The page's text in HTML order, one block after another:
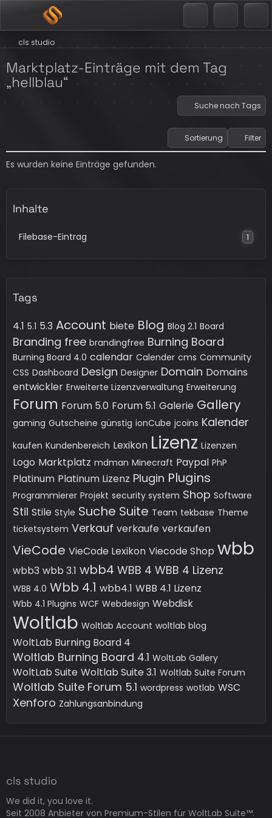
cls studio
Marktplatz-Einträge mit dem Tag
„hellblau“
Suche nach Tags
Sortierung Filter
Es wurden keine Einträge gefunden.
Inhalte
Filebase-Eintrag 1
Tags
4.1 5.1 5.3 Account biete Blog Blog 2.1 Board
Branding free brandingfree Burning Board
Burning Board 4.0 calendar Calender cms Community
CSS Dashboard Design Designer Domain Domains
entwickler Erweiterte Lizenzverwaltung Erweiterung
Forum Forum 5.0 Forum 5.1 Galerie Gallery
gaming Gutscheine günstig ionCube jcoins Kalender
kaufen Kundenbereich Lexikon Lizenz Lizenzen
Logo Marktplatz mdman Minecraft Paypal PhP
Platinum Platinum Lizenz Plugin Plugins
Programmierer Projekt security system Shop Software
Stil Stile Style Suche Suite Team tekbase Theme
ticketsystem Verkauf verkaufe verkaufen
VieCode VieCode Lexikon Viecode Shop wbb
wbb3 wbb 3.1 wbb4 WBB 4 WBB 4 Lizenz
WBB 4.0 Wbb 4.1 wbb4.1 WBB 4.1 Lizenz
Wbb 4.1 Plugins WCF Webdesign Webdisk
Woltlab Woltlab Account woltlab blog
WoltLab Burning Board 4
Woltlab Burning Board 4.1 WoltLab Gallery
WoltLab Suite Woltlab Suite 3.1 Woltlab Suite Forum
Woltlab Suite Forum 5.1 wordpress wotlab WSC
Xenforo Zahlungsanbindung
cls studio
We did it, you love it.
Seit 2008 Anbieter von Premium-Stilen für WoltLab Suite™.